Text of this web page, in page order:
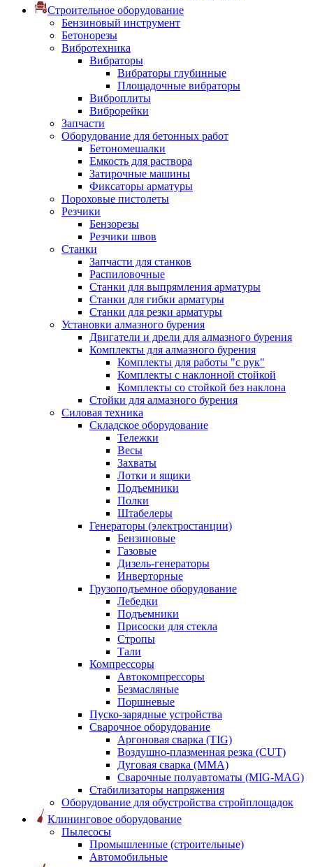
Строительное оборудование
Бензиновый инструмент
Бетонорезы
Вибротехника
Вибраторы
Вибраторы глубинные
Площадочные вибраторы
Виброплиты
Виброрейки
Запчасти
Оборудование для бетонных работ
Бетономешалки
Емкость для раствора
Затирочные машины
Фиксаторы арматуры
Пороховые пистолеты
Резчики
Бензорезы
Резчики швов
Станки
Запчасти для станков
Распиловочные
Станки для выпрямления арматуры
Станки для гибки арматуры
Станки для резки арматуры
Установки алмазного бурения
Двигатели и дрели для алмазного бурения
Комплекты для алмазного бурения
Комплекты для работы "с рук"
Комплекты с наклонной стойкой
Комплекты со стойкой без наклона
Стойки для алмазного бурения
Силовая техника
Складское оборудование
Тележки
Весы
Захваты
Лотки и ящики
Подъемники
Полки
Штабелеры
Генераторы (электростанции)
Бензиновые
Газовые
Дизель-генераторы
Инверторные
Грузоподъемное оборудование
Лебедки
Подъемники
Присоски для стекла
Стропы
Тали
Компрессоры
Автокомпрессоры
Безмасляные
Поршневые
Пуско-зарядные устройства
Сварочное оборудование
Аргоновая сварка (TIG)
Воздушно-плазменная резка (CUT)
Дуговая сварка (ММА)
Сварочные полуавтоматы (MIG-MAG)
Стабилизаторы напряжения
Оборудование для обустройства стройплощадок
Клининговое оборудование
Пылесосы
Промышленные (строительные)
Автомобильные